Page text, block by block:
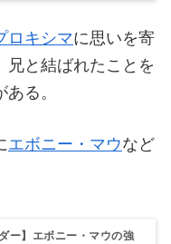
ロキシマに思いを寄
兄と結ばれたことを
る。
エボニー・マウなど
ー】エボニー・マウの強